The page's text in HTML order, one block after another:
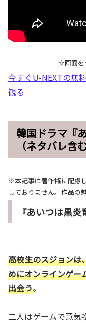
☆画面を
今すぐU-NEXTの無
観る
韓国ドラマ『
（ネタバレ含
※本記事は著作権に配慮
しておりません。作品の
『あいつは黒
高校生のスジョンは
めにオンラインゲー
出会う。
二人はゲームで意気